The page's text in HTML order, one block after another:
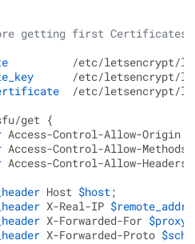
getting first Certificates:
/etc/letsencrypt/
/etc/letsencrypt/
/etc/letsencrypt/
get {
Access-Control-Allow-Origin
Access-Control-Allow-Methods
Access-Control-Allow-Headers
Host $host;
X-Real-IP $remote_addr
X-Forwarded-For
X-Forwarded-Proto